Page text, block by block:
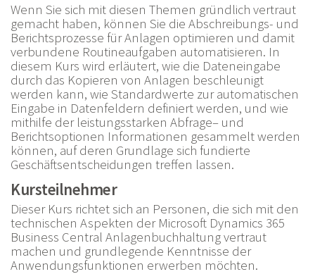
Wenn Sie sich mit diesen Themen gründlich vertraut
gemacht haben, können Sie die Abschreibungs- und
Berichtsprozesse für Anlagen optimieren und damit
verbundene Routineaufgaben automatisieren. In
diesem Kurs wird erläutert, wie die Dateneingabe
durch das Kopieren von Anlagen beschleunigt
werden kann, wie Standardwerte zur automatischen
Eingabe in Datenfeldern definiert werden, und wie
mithilfe der leistungsstarken Abfrage– und
Berichtsoptionen Informationen gesammelt werden
können, auf deren Grundlage sich fundierte
Geschäftsentscheidungen treffen lassen.
Kursteilnehmer
Dieser Kurs richtet sich an Personen, die sich mit den
technischen Aspekten der Microsoft Dynamics 365
Business Central Anlagenbuchhaltung vertraut
machen und grundlegende Kenntnisse der
Anwendungsfunktionen erwerben möchten.